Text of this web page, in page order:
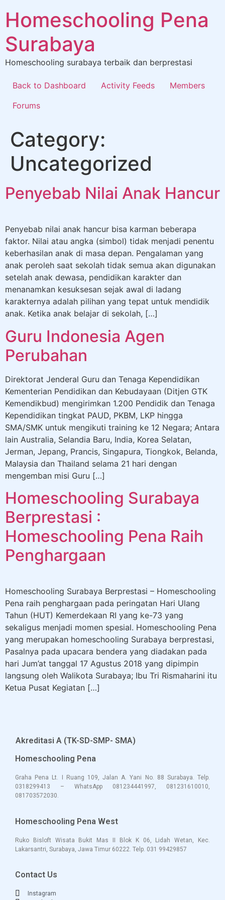
Homeschooling Pena
Surabaya
Homeschooling surabaya terbaik dan berprestasi
Back to Dashboard Activity Feeds
Members
Forums
Category:
Uncategorized
Penyebab Nilai Anak Hancur
Penyebab nilai anak hancur bisa karman beberapa
faktor. Nilai atau angka (simbol) tidak menjadi penentu
keberhasilan anak di masa depan. Pengalaman yang
anak peroleh saat sekolah tidak semua akan digunakan
setelah anak dewasa, pendidikan karakter dan
menanamkan kesuksesan sejak awal di ladang
karakternya adalah pilihan yang tepat untuk mendidik
anak. Ketika anak belajar di sekolah, […]
Guru Indonesia Agen
Perubahan
Direktorat Jenderal Guru dan Tenaga Kependidikan
Kementerian Pendidikan dan Kebudayaan (Ditjen GTK
Kemendikbud) mengirimkan 1.200 Pendidik dan Tenaga
Kependidikan tingkat PAUD, PKBM, LKP hingga
SMA/SMK untuk mengikuti training ke 12 Negara; Antara
lain Australia, Selandia Baru, India, Korea Selatan,
Jerman, Jepang, Prancis, Singapura, Tiongkok, Belanda,
Malaysia dan Thailand selama 21 hari dengan
mengemban misi Guru […]
Homeschooling Surabaya
Berprestasi :
Homeschooling Pena Raih
Penghargaan
Homeschooling Surabaya Berprestasi – Homeschooling
Pena raih penghargaan pada peringatan Hari Ulang
Tahun (HUT) Kemerdekaan RI yang ke-73 yang
sekaligus menjadi momen spesial. Homeschooling Pena
yang merupakan homeschooling Surabaya berprestasi,
Pasalnya pada upacara bendera yang diadakan pada
hari Jum’at tanggal 17 Agustus 2018 yang dipimpin
langsung oleh Walikota Surabaya; Ibu Tri Rismaharini itu
Ketua Pusat Kegiatan […]
Akreditasi A (TK-SD-SMP- SMA)
Homeschooling Pena
Graha Pena Lt. I Ruang 109, Jalan A. Yani No. 88 Surabaya. Telp.
0318299413 – WhatsApp 081234441997, 081231610010,
081703572030.
Homeschooling Pena West
Ruko Bisloft Wisata Bukit Mas II Blok K 06, Lidah Wetan, Kec.
Lakarsantri, Surabaya, Jawa Timur 60222. Te lp. 031 99429857
Contact Us
Instagram